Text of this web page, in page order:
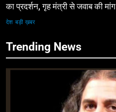
का प्रदर्शन, गृह मंत्री से जवाब की मांग
देश बड़ी ख़बर
Trending News